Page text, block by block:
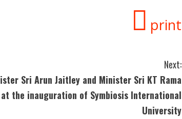
print
Next:
Sri Arun Jaitley and Minister Sri KT Rama
at the inauguration of Symbiosis International
University